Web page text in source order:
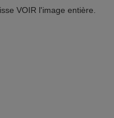
VOIR l'image entière.